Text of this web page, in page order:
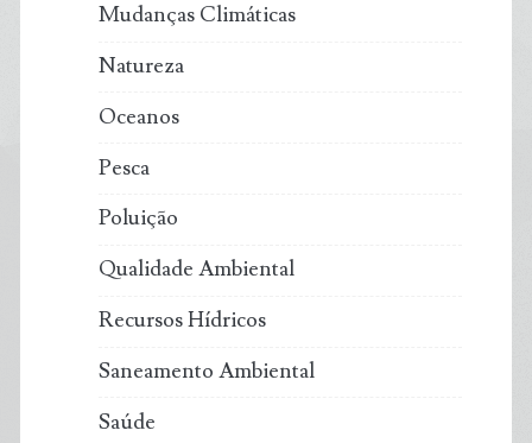
Mudanças Climáticas
Natureza
Oceanos
Pesca
Poluição
Qualidade Ambiental
Recursos Hídricos
Saneamento Ambiental
Saúde